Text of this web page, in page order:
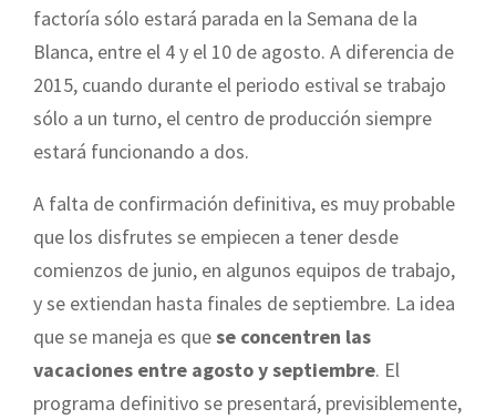
factoría sólo estará parada en la Semana de la
Blanca, entre el 4 y el 10 de agosto. A diferencia de
2015, cuando durante el periodo estival se trabajo
sólo a un turno, el centro de producción siempre
estará funcionando a dos.
A falta de confirmación definitiva, es muy probable
que los disfrutes se empiecen a tener desde
comienzos de junio, en algunos equipos de trabajo,
y se extiendan hasta finales de septiembre. La idea
que se maneja es quese concentren las
vacaciones entre agosto y septiembre. El
programa definitivo se presentará, previsiblemente,